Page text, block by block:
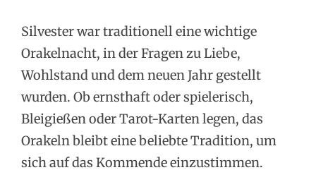
Silvester war traditionell eine wichtige
Orakelnacht, in der Fragen zu Liebe,
Wohlstand und dem neuen Jahr gestellt
wurden. Ob ernsthaft oder spielerisch,
Bleigießen oder Tarot-Karten legen, das
Orakeln bleibt eine beliebte Tradition, um
sich auf das Kommende einzustimmen.